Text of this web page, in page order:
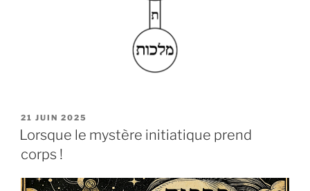
PUBLIÉ
LE
21 JUIN 2025
Lorsque le mystère initiatique prend
corps !